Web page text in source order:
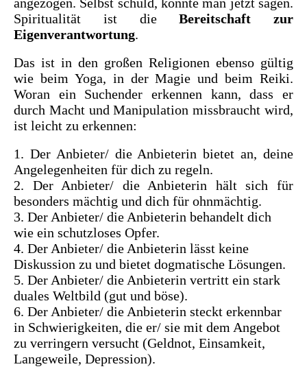
Spiritualität ist dieBereitschaft zur
Eigenverantwortung.
Das ist in den großen Religionen ebenso gültig
wie beim Yoga, in der Magie und beim Reiki.
Woran ein Suchender erkennen kann, dass er
durch Macht und Manipulation missbraucht wird,
ist leicht zu erkennen:
1. Der Anbieter/ die Anbieterin bietet an, deine
Angelegenheiten für dich zu regeln.
2. Der Anbieter/ die Anbieterin hält sich für
besonders mächtig und dich für ohnmächtig.
3. Der Anbieter/ die Anbieterin behandelt dich
wie ein schutzloses Opfer.
4. Der Anbieter/ die Anbieterin lässt keine
Diskussion zu und bietet dogmatische Lösungen.
5. Der Anbieter/ die Anbieterin vertritt ein stark
duales Weltbild (gut und böse).
6. Der Anbieter/ die Anbieterin steckt erkennbar
in Schwierigkeiten, die er/ sie mit dem Angebot
zu verringern versucht (Geldnot, Einsamkeit,
Langeweile, Depression).